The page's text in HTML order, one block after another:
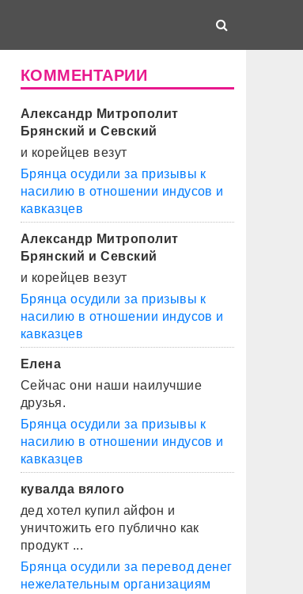
КОММЕНТАРИИ
Александр Митрополит
Брянский и Севский
и корейцев везут
Брянца осудили за призывы к
насилию в отношении индусов и
кавказцев
Александр Митрополит
Брянский и Севский
и корейцев везут
Брянца осудили за призывы к
насилию в отношении индусов и
кавказцев
Елена
Сейчас они наши наилучшие
друзья.
Брянца осудили за призывы к
насилию в отношении индусов и
кавказцев
кувалда вялого
дед хотел купил айфон и
уничтожить его публично как
продукт ...
Брянца осудили за перевод денег
нежелательным организациям